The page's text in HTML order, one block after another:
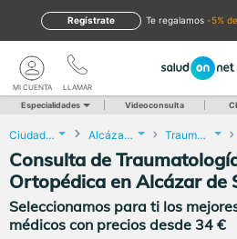
te regalamos -5%
Regístrate
LLAMAR
MI CUENTA
Especialidades Videoconsulta
Ciudad Real Alcázar de San Juan Traumatología y Cirugía Ortopédica
Consulta de
Ortopédica en Alcázar de
Seleccionamos para ti los
médicos con precios desde 34 €